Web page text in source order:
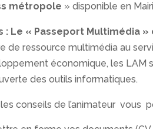
métropole » disponible en
: Le « Passeport Multimédia
de ressource multimédia au
économique, les LAM
des outils informatiques.
conseils de l’animateur vous